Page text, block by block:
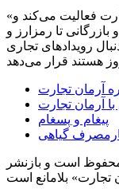
«فعالیت می‌کند و
تا رمزارز و
رویدادهای تجاری
آرمان تجارت
آرمان تجارت
پیغام و پسغام
گیاهی
است و بازنشر